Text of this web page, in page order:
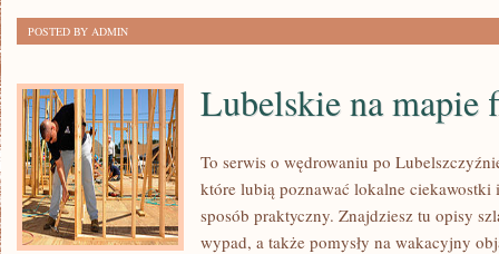
POSTED BY ADMIN
Lubelskie na mapie
To serwis o wędrowaniu po
które lubią poznawać lokalne
sposób praktyczny. Znajdziesz tu opisy
wypad, a także pomysły na wakacyjny